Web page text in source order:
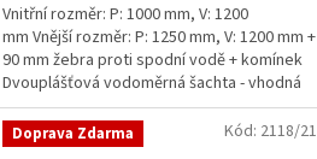
Vnitřní rozměr: P: 1000 mm, V: 1200
mm Vnější rozměr: P: 1250 mm, V: 1200 mm +
90 mm žebra proti spodní vodě + komínek
Dvouplášťová vodoměrná šachta - vhodná
do míst...
Doprava Zdarma Kód: 2118/21